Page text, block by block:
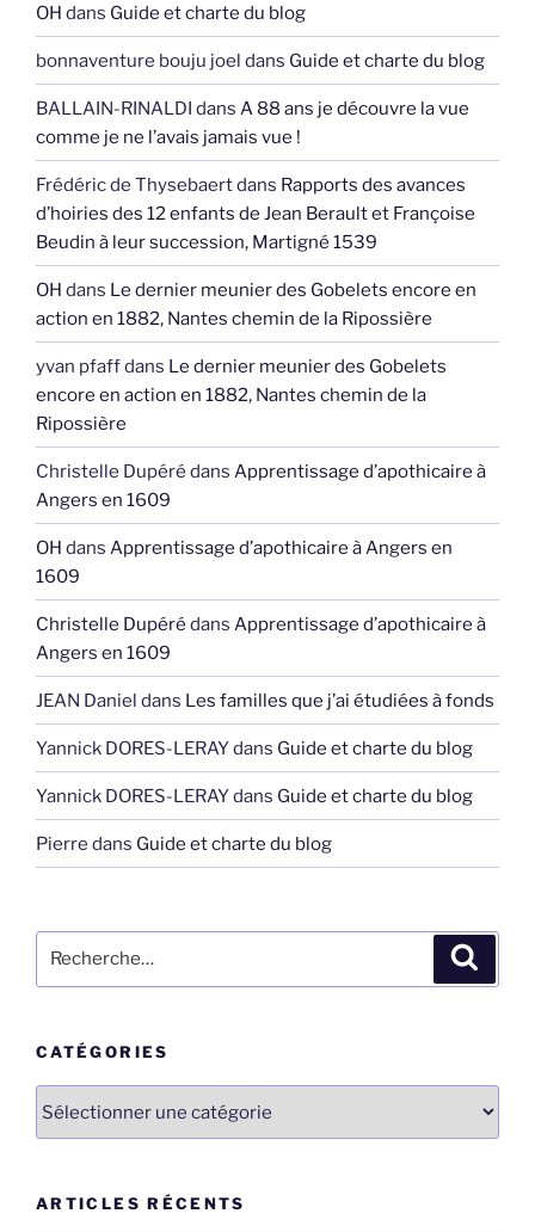
OH dans Guide et charte du blog
bonnaventure bouju joel dans Guide et charte du blog
BALLAIN-RINALDI dans A 88 ans je découvre la vue
comme je ne l’avais jamais vue !
Frédéric de Thysebaertdans Rapports des avances
d’hoiries des 12 enfants de Jean Berault et Françoise
Beudin à leur succession, Martigné 1539
OH dans Le dernier meunier des Gobelets encore en
action en 1882, Nantes chemin de la Ripossière
yvan pfaffdans Le dernier meunier des Gobelets
encore en action en 1882, Nantes chemin de la
Ripossière
Christelle Dupéré dans Apprentissage d’apothicaire à
Angers en 1609
OH dans Apprentissage d’apothicaire à Angers en
1609
Christelle Dupéré dans Apprentissage d’apothicaire à
Angers en 1609
JEAN Daniel dans Les familles que j’ai étudiées à fonds
Yannick DORES-LERAYdans Guide et charte du blog
Yannick DORES-LERAYdans Guide et charte du blog
Pierre dans Guide et charte du blog
pour
CATÉGORIES
ARTICLES RÉCENTS